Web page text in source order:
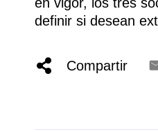
definir si desean
Compartir